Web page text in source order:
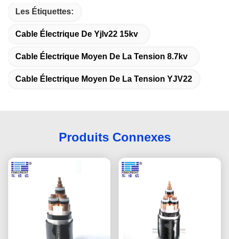
Les Étiquettes:
Cable Électrique De Yjlv22 15kv
Cable Électrique Moyen De La Tension 8.7kv
Cable Électrique Moyen De La Tension YJV22
Produits Connexes